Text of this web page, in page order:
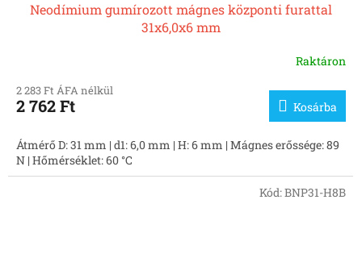
Neodímium gumírozott mágnes központi furattal
31x6,0x6 mm
Raktáron
2 283 Ft ÁFA nélkül
2 762 Ft Kosárba
Átmérő D: 31 mm | d1: 6,0 mm | H: 6 mm | Mágnes erőssége: 89
N | Hőmérséklet: 60 °C
Kód:BNP31-H8B